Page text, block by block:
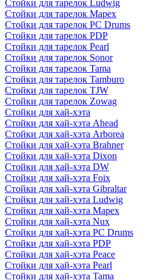
Стойки для тарелок Ludwig
Стойки для тарелок Mapex
Стойки для тарелок PC Drums
Стойки для тарелок PDP
Стойки для тарелок Pearl
Стойки для тарелок Sonor
Стойки для тарелок Tama
Стойки для тарелок Tamburo
Стойки для тарелок TJW
Стойки для тарелок Zowag
Стойки для хай-хэта
Стойки для хай-хэта Ahead
Стойки для хай-хэта Arborea
Стойки для хай-хэта Brahner
Стойки для хай-хэта Dixon
Стойки для хай-хэта DW
Стойки для хай-хэта Foix
Стойки для хай-хэта Gibraltar
Стойки для хай-хэта Ludwig
Стойки для хай-хэта Mapex
Стойки для хай-хэта Nux
Стойки для хай-хэта PC Drums
Стойки для хай-хэта PDP
Стойки для хай-хэта Peace
Стойки для хай-хэта Pearl
Стойки для хай-хэта Tama